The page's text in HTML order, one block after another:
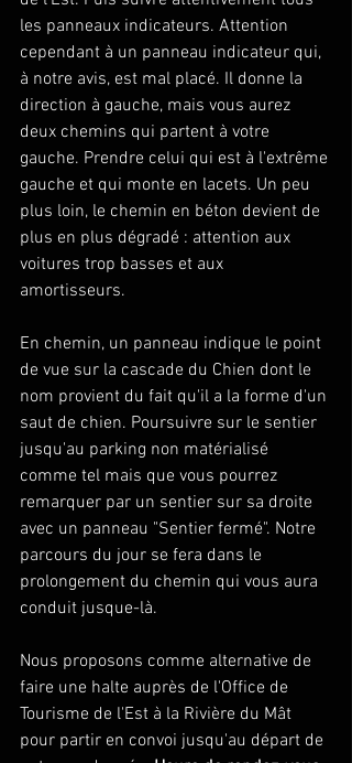
les panneaux indicateurs. Attention
cependant à un panneau indicateur qui,
à notre avis, est mal placé. Il donne la
direction à gauche, mais vous aurez
deux chemins qui partent à votre
gauche. Prendre celui qui est à l'extrême
gauche et qui monte en lacets. Un peu
plus loin, le chemin en béton devient de
plus en plus dégradé : attention aux
voitures trop basses et aux
amortisseurs.
En chemin, un panneau indique le point
de vue sur la cascade du Chien dont le
nom provient du fait qu'il a la forme d'un
saut de chien. Poursuivre sur le sentier
jusqu'au parking non matérialisé
comme tel mais que vous pourrez
remarquer par un sentier sur sa droite
avec un panneau "Sentier fermé". Notre
parcours du jour se fera dans le
prolongement du chemin qui vous aura
conduit jusque-là.
Nous proposons comme alternative de
faire une halte auprès de l'Office de
Tourisme de l'Est à la Rivière du Mât
pour partir en convoi jusqu'au départ de